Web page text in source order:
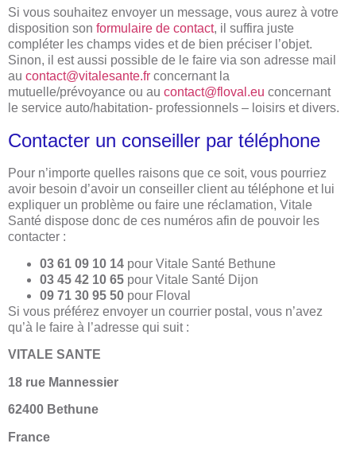
Si vous souhaitez envoyer un message, vous aurez à votre
disposition son formulaire de contact, il suffira juste
compléter les champs vides et de bien préciser l’objet.
Sinon, il est aussi possible de le faire via son adresse mail
au contact@vitalesante.fr concernant la
mutuelle/prévoyance ou au contact@floval.eu concernant
le service auto/habitation- professionnels – loisirs et divers.
Contacter un conseiller par téléphone
Pour n’importe quelles raisons que ce soit, vous pourriez
avoir besoin d’avoir un conseiller client au téléphone et lui
expliquer un problème ou faire une réclamation, Vitale
Santé dispose donc de ces numéros afin de pouvoir les
contacter :
03 61 09 10 14 pour Vitale Santé Bethune
03 45 42 10 65 pour Vitale Santé Dijon
09 71 30 95 50 pour Floval
Si vous préférez envoyer un courrier postal, vous n’avez
qu’à le faire à l’adresse qui suit :
VITALE SANTE
18 rue Mannessier
62400 Bethune
France